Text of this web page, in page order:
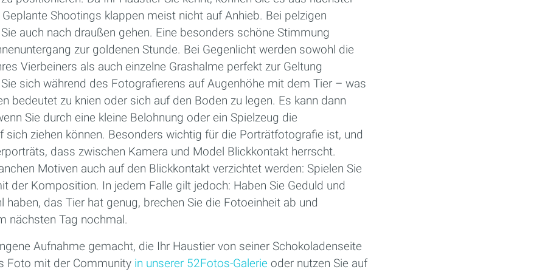
Shootings klappen meist nicht auf Anhieb. Bei pelzigen
auch nach draußen gehen. Eine besonders schöne Stimmung
zur goldenen Stunde. Bei Gegenlicht werden sowohl die
Vierbeiners als auch einzelne Grashalme perfekt zur Geltung
sich während des Fotografierens auf Augenhöhe mit dem Tier – was
bedeutet zu knien oder sich auf den Boden zu legen. Es kann dann
Sie durch eine kleine Belohnung oder ein Spielzeug die
sich ziehen können. Besonders wichtig für die Porträtfotografie ist, und
dass zwischen Kamera und Model Blickkontakt herrscht.
Motiven auch auf den Blickkontakt verzichtet werden: Spielen Sie
der Komposition. In jedem Falle gilt jedoch: Haben Sie Geduld und
haben, das Tier hat genug, brechen Sie die Fotoeinheit ab und
nächsten Tag nochmal.
Aufnahme gemacht, die Ihr Haustier von seiner Schokoladenseite
Foto mit der Community in unserer 52Fotos-Galerie oder nutzen Sie auf